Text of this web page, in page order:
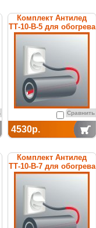
Комплект Антилед
ТТ-10-В-5 для обогрева
труб
Сравнить
4530р.
Комплект Антилед
ТТ-10-В-7 для обогрева
труб